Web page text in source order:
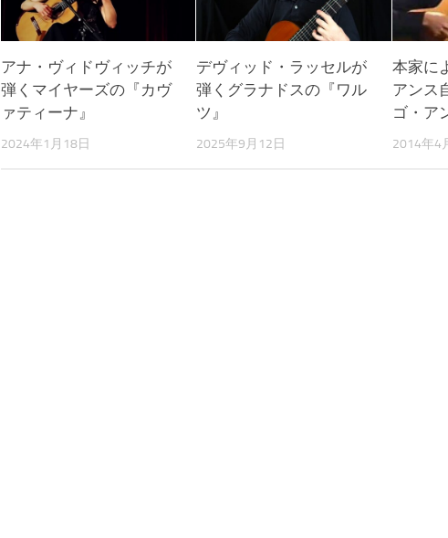
アナ・ヴィドヴィッチが
弾くマイヤーズの『カヴ
ァティーナ』
2024年1月18日
デヴィッド・ラッセルが
弾くグラナドスの『ワル
ツ』
2025年9月12日
本家に
アンス
ゴ・ア
2014年4